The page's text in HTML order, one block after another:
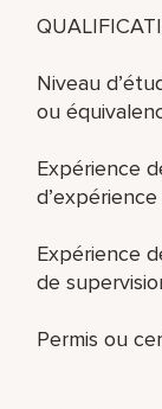
Niveau
ou
Expérience
Expérience
de
Permis ou